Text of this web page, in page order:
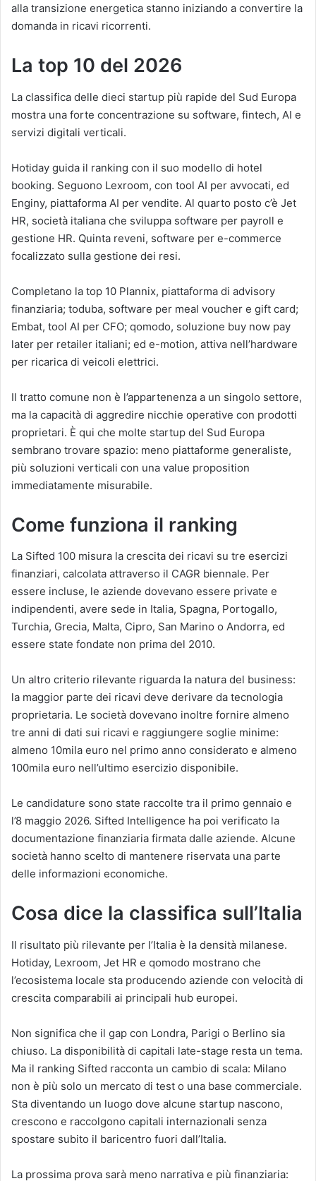
alla transizione energetica stanno iniziando a convertire la
domanda in ricavi ricorrenti.
La top 10 del 2026
La classifica delle dieci startup più rapide del Sud Europa
mostra una forte concentrazione su software, fintech, AI e
servizi digitali verticali.
Hotiday guida il ranking con il suo modello di hotel
booking. Seguono Lexroom, con tool AI per avvocati, ed
Enginy, piattaforma AI per vendite. Al quarto posto c’è Jet
HR, società italiana che sviluppa software per payroll e
gestione HR. Quinta reveni, software per e-commerce
focalizzato sulla gestione dei resi.
Completano la top 10 Plannix, piattaforma di advisory
finanziaria; toduba, software per meal voucher e gift card;
Embat, tool AI per CFO; qomodo, soluzione buy now pay
later per retailer italiani; ed e-motion, attiva nell’hardware
per ricarica di veicoli elettrici.
Il tratto comune non è l’appartenenza a un singolo settore,
ma la capacità di aggredire nicchie operative con prodotti
proprietari. È qui che molte startup del Sud Europa
sembrano trovare spazio: meno piattaforme generaliste,
più soluzioni verticali con una value proposition
immediatamente misurabile.
Come funziona il ranking
La Sifted 100 misura la crescita dei ricavi su tre esercizi
finanziari, calcolata attraverso il CAGR biennale. Per
essere incluse, le aziende dovevano essere private e
indipendenti, avere sede in Italia, Spagna, Portogallo,
Turchia, Grecia, Malta, Cipro, San Marino o Andorra, ed
essere state fondate non prima del 2010.
Un altro criterio rilevante riguarda la natura del business:
la maggior parte dei ricavi deve derivare da tecnologia
proprietaria. Le società dovevano inoltre fornire almeno
tre anni di dati sui ricavi e raggiungere soglie minime:
almeno 10mila euro nel primo anno considerato e almeno
100mila euro nell’ultimo esercizio disponibile.
Le candidature sono state raccolte tra il primo gennaio e
l’8 maggio 2026. Sifted Intelligence ha poi verificato la
documentazione finanziaria firmata dalle aziende. Alcune
società hanno scelto di mantenere riservata una parte
delle informazioni economiche.
Cosa dice la classifica sull’Italia
Il risultato più rilevante per l’Italia è la densità milanese.
Hotiday, Lexroom, Jet HR e qomodo mostrano che
l’ecosistema locale sta producendo aziende con velocità di
crescita comparabili ai principali hub europei.
Non significa che il gap con Londra, Parigi o Berlino sia
chiuso. La disponibilità di capitali late-stage resta un tema.
Ma il ranking Sifted racconta un cambio di scala: Milano
non è più solo un mercato di test o una base commerciale.
Sta diventando un luogo dove alcune startup nascono,
crescono e raccolgono capitali internazionali senza
spostare subito il baricentro fuori dall’Italia.
La prossima prova sarà meno narrativa e più finanziaria: